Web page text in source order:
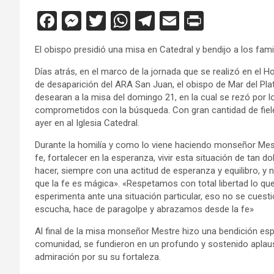
F
ce
b
o
o
k
M
es
se
n
g
er
T
tt
er
W
h
at
s
A
p
p
T
el
e
gr
a
m
E
m
ail tF
ri
e
n
dl
y
El obispo presidió una misa en Catedral y bendijo a los
Días atrás, en el marco de la jornada que se realizó en el
de desaparición del ARA San Juan, el obispo de Mar del
desearan a la misa del domingo 21, en la cual se rezó
comprometidos con la búsqueda. Con gran cantidad de
ayer en al Iglesia Catedral.
Durante la homilía y como lo viene haciendo monseñor
fe, fortalecer en la esperanza, vivir esta situación de tan
hacer, siempre con una actitud de esperanza y equilibro,
que la fe es mágica». «Respetamos con total libertad lo
esperimenta ante una situación particular, eso no se
escucha, hace de paragolpe y abrazamos desde la fe»
Al final de la misa monseñor Mestre hizo una bendición
comunidad, se fundieron en un profundo y sostenido
admiración por su su fortaleza.